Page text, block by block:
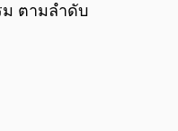
ตามลำดับ